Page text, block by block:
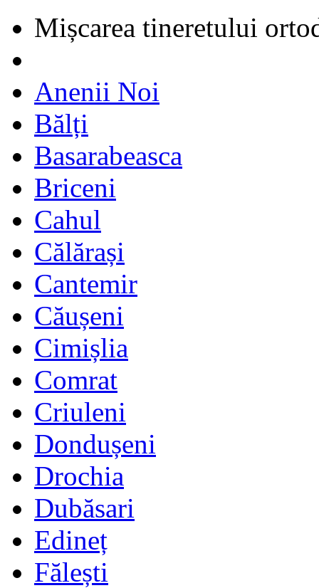
Mișcarea tineretului
Anenii Noi
Bălți
Basarabeasca
Briceni
Cahul
Călărași
Cantemir
Căușeni
Cimișlia
Comrat
Criuleni
Dondușeni
Drochia
Dubăsari
Edineț
Fălești